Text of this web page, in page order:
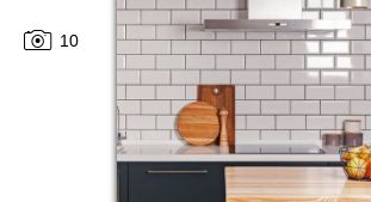
10